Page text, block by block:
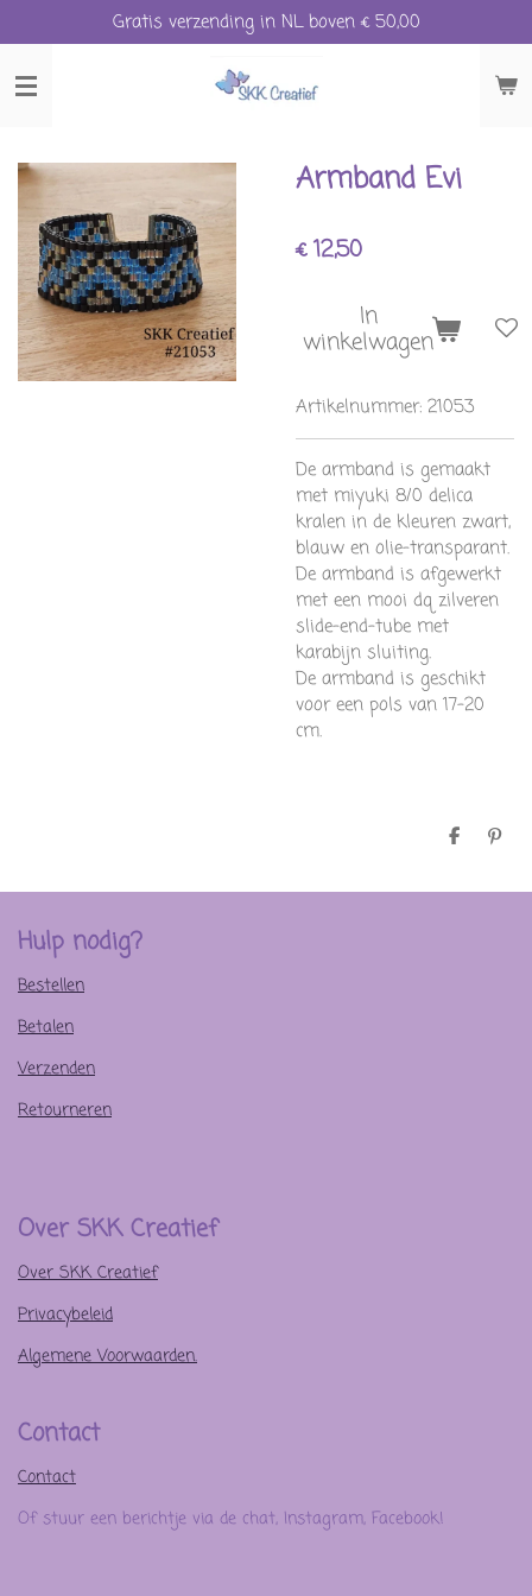
direct
naar
de
Gratis verzending in NL boven € 50,00
Armband Evi
€ 12,50
In
winkelwagen
Artikelnummer: 21053
De armband is gemaakt
met miyuki 8/0 delica
kralen in de kleuren zwart,
blauw en olie-transparant.
De armband is afgewerkt
met een mooi dq zilveren
slide-end-tube met
karabijn sluiting.
De armband is geschikt
voor een pols van 17-20
cm.
D
e
P
n
Hulp nodig?
Bestellen
Betalen
Verzenden
Retourneren
Over SKK Creatief
Over SKK Creatief
Privacybeleid
Algemene Voorwaarden.
Contact
Contact
Of stuur een berichtje via de chat, Instagram, Facebook!